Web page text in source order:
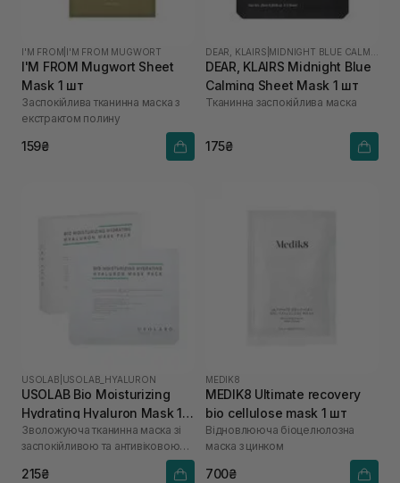
I'M FROM I'M FROM MUGWORT
I'M FROM Mugwort Sheet
Mask 1 шт
Заспокійлива тканинна маска з
екстрактом полину
159₴
DEAR, KLAIRS
DEAR, KLAIRS Midnight Blue
Calming Sheet Mask 1 шт
Тканинна заспокійлива маска
175₴
USOLAB USOLAB_HYALURON
USOLAB Bio Moisturizing
Hydrating Hyaluron Mask 1
шт
Зволожуюча тканинна маска зі
заспокійливою та антивіковою
215₴
MEDIK8
MEDIK8 Ultimate recovery
bio cellulose mask 1 шт
Відновлююча біоцелюлозна
маска з цинком
700₴